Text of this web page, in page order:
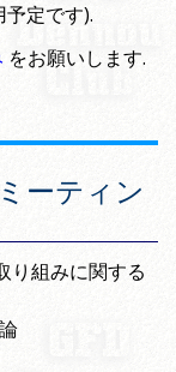
定です).
をお願いします.
ーティン
り組みに関する